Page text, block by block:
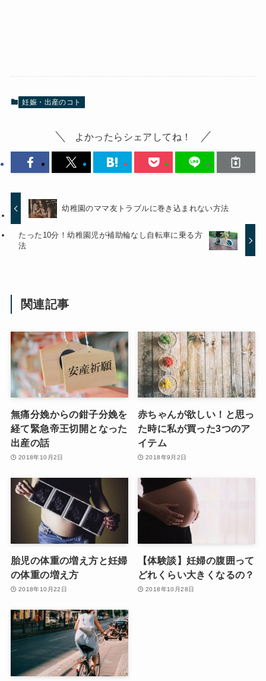
妊娠・出産のコト
よかったらシェアしてね！
幼稚園のママ友トラブルに巻き込まれない方法
たった10分！幼稚園児が補助輪なし自転車に乗る方
法
関連記事
無痛分娩からの鉗子分娩を
経て緊急帝王切開となった
出産の話
2018年10月2日
赤ちゃんが欲しい！と思っ
た時に私が買った3つのア
イテム
2018年9月2日
胎児の体重の増え方と妊婦
の体重の増え方
2018年10月22日
【体験談】妊婦の腹囲って
どれくらい大きくなるの？
2018年10月28日